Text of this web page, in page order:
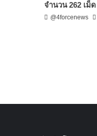
จำนวน 262 เม็ด
@4forcenews